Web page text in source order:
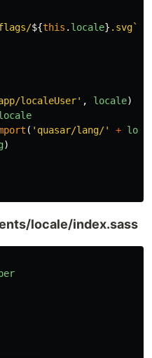
${this . locale} .svg`
localeUser' , locale)
( ' quasar/lang/' +
)
locale/index.sass